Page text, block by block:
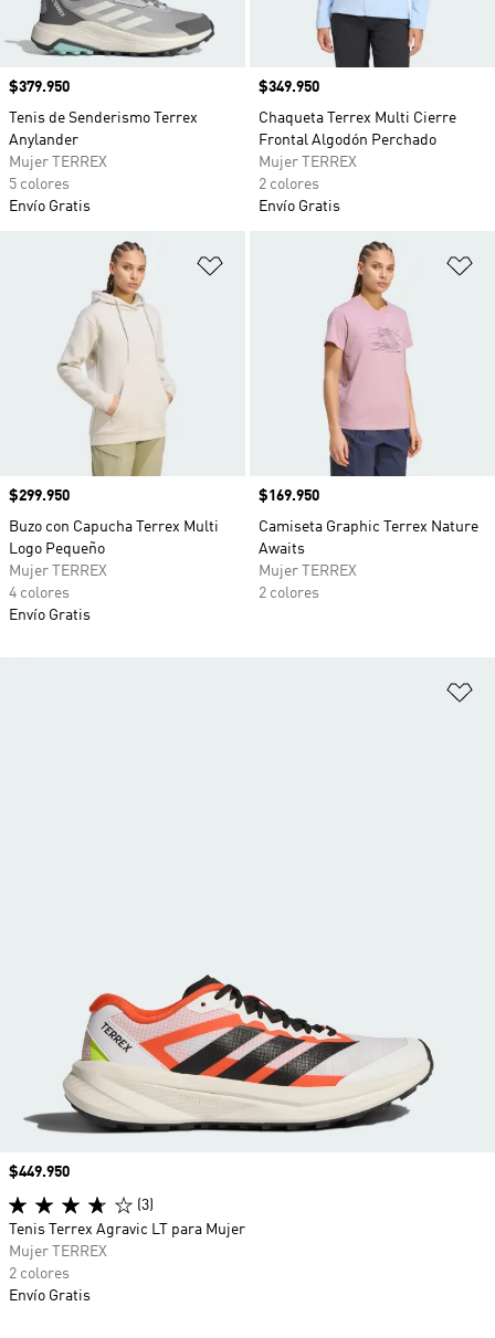
Precio
$379.950
Tenis de Senderismo Terrex
Anylander
Mujer TERREX
5 colores
Envío Gratis
Precio
$349.950
Chaqueta Terrex Multi Cierre
Frontal Algodón Perchado
Mujer TERREX
2 colores
Envío Gratis
Añadir a la lista de deseos
Precio
$299.950
Buzo con Capucha Terrex Multi
Logo Pequeño
Mujer TERREX
4 colores
Envío Gratis
Precio
$169.950
Camiseta Graphic Terrex Nature
Awaits
Mujer TERREX
2 colores
Precio
$449.950
(3)
Tenis Terrex Agravic LT para Mujer
Mujer TERREX
2 colores
Envío Gratis